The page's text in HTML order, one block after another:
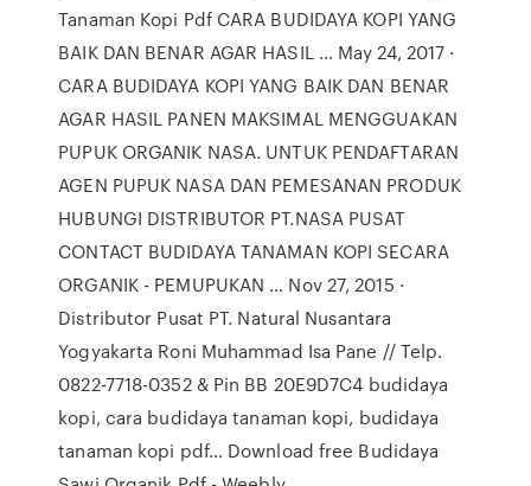
Tanaman Kopi Pdf CARA BUDIDAYA KOPI YANG
BAIK DAN BENAR AGAR HASIL … May 24, 2017 ·
CARA BUDIDAYA KOPI YANG BAIK DAN BENAR
AGAR HASIL PANEN MAKSIMAL MENGGUAKAN
PUPUK ORGANIK NASA. UNTUK PENDAFTARAN
AGEN PUPUK NASA DAN PEMESANAN PRODUK
HUBUNGI DISTRIBUTOR PT.NASA PUSAT
CONTACT BUDIDAYA TANAMAN KOPI SECARA
ORGANIK - PEMUPUKAN … Nov 27, 2015 ·
Distributor Pusat PT. Natural Nusantara
Yogyakarta Roni Muhammad Isa Pane // Telp.
0822-7718-0352 & Pin BB 20E9D7C4 budidaya
kopi, cara budidaya tanaman kopi, budidaya
tanaman kopi pdf… Download free Budidaya